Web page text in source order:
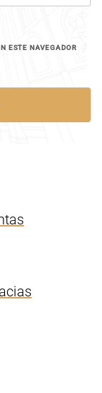
ESTE NAVEGADOR